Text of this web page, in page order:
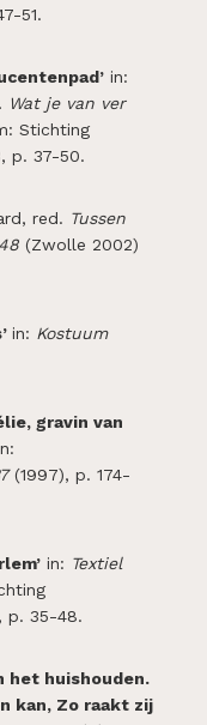
51.
in:
je van ver
Stichting
p. 37-50.
red. Tussen
(Zwolle 2002)
in: Kostuum
gravin van
(1997), p. 174-
in: Textiel
p. 35-48.
het huishouden.
kan, Zo raakt zij